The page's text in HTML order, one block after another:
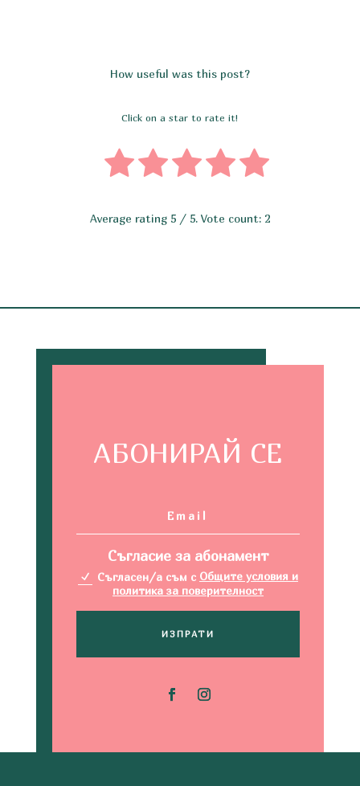
How useful was this post?
Click on a star to rate it!
Average rating 5/ 5. Vote count: 2
АБОНИРАЙ СЕ
Съгласие за абонамент
Съгласен/а съм с Общите условия и
политика за поверителност
ИЗПРАТИ